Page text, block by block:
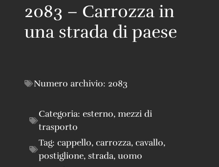
2083 – Carrozza in
una strada di paese
Numero archivio: 2083
Categoria: esterno, mezzi di
trasporto
Tag: cappello, carrozza, cavallo,
postiglione, strada, uomo